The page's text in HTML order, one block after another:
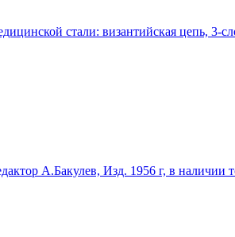
стали: византийская цепь, 3-
А.Бакулев, Изд. 1956 г, в наличии